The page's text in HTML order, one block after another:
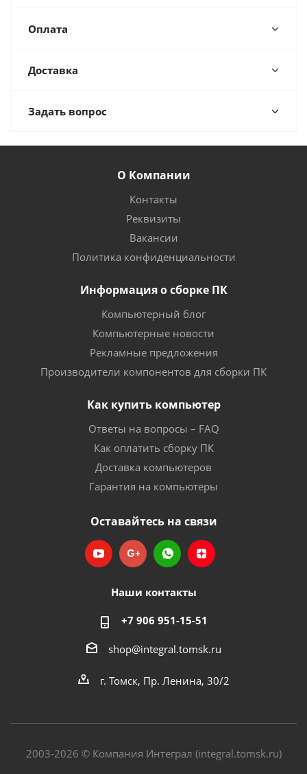
Оплата
Доставка
Задать вопрос
О Компании
Контакты
Реквизиты
Вакансии
Политика конфиденциальности
Информация о сборке ПК
Компьютерный блог
Компьютерные новости
Рекламные предложения
Производители компонентов для сборки ПК
Как купить компьютер
Ответы на вопросы – FAQ
Как оплатить сборку ПК
Доставка компьютеров
Гарантия на компьютеры
Оставайтесь на связи
Наши контакты
+7 906 951-15-51
shop@integral.tomsk.ru
г. Томск, Пр. Ленина, 30/2
2003-2026 © Компания Интеграл (integral.tomsk.ru)